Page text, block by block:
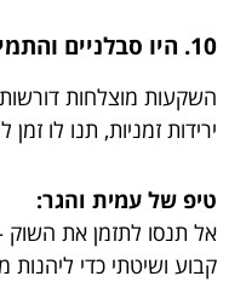
10. היו סבלניים והתמידו
השקעות מוצלחות
ירידות זמניות, תנו לו
טיפ של עמית והגר:
אל תנסו לתזמן את השוק
קבוע ושיטתי כדי